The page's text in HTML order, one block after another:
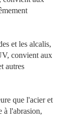
et les alcalis,
convient aux
autres
que l'acier et
à l'abrasion,